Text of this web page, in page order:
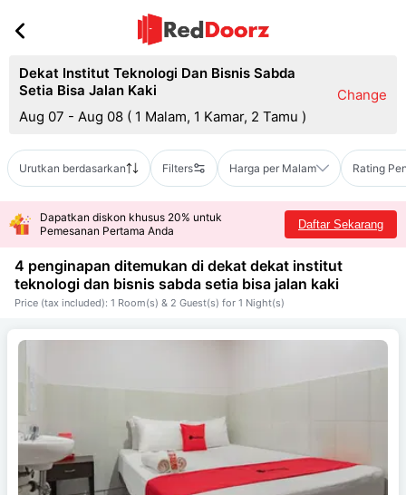
Dekat Institut Teknologi Dan Bisnis Sabda
Setia Bisa Jalan Kaki
Aug 07 - Aug 08 ( 1 Malam, 1 Kamar, 2 Tamu )
Change
Urutkan berdasarkan Filters Harga per Malam Rating
Dapatkan diskon khusus 20% untuk
Pemesanan Pertama Anda
Daftar Sekarang
4 penginapan ditemukan di dekat dekat institut
teknologi dan bisnis sabda setia bisa jalan kaki
Price (tax included): 1 Room(s) & 2 Guest(s) for 1 Night(s)